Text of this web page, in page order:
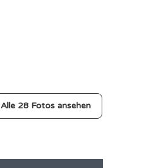
Alle 28 Fotos ansehen